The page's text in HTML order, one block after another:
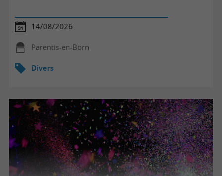
14/08/2026
Parentis-en-Born
Divers